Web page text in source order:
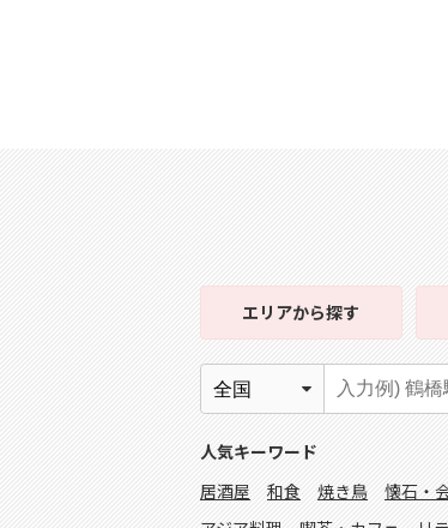
エリアから探す
人気キーワード
居酒屋
和食 焼き鳥 懐石・